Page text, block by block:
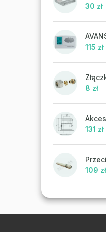
30 zł
115 zł
8 zł
131 zł
109 zł